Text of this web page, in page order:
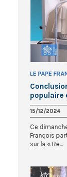
LE PAPE
populaire
François
15/12/2024
Ce
François
sur la « Re...